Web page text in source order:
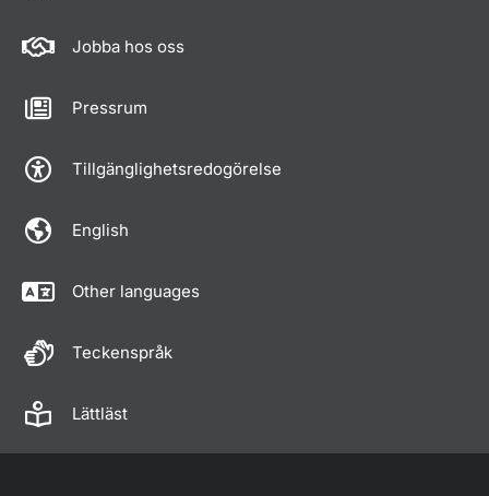
Jobba hos oss
Pressrum
Tillgänglighetsredogörelse
English
Other languages
Teckenspråk
Lättläst